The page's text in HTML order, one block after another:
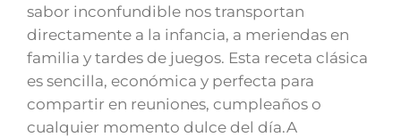
sabor inconfundible nos transportan
directamente a la infancia, a meriendas en
familia y tardes de juegos. Esta receta clásica
es sencilla, económica y perfecta para
compartir en reuniones, cumpleaños o
cualquier momento dulce del día.A